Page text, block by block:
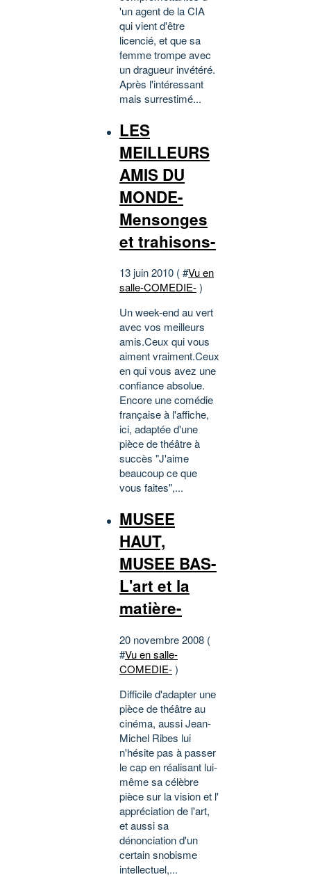
'un agent de la CIA
qui vient d'être
licencié, et que sa
femme trompe avec
un dragueur invétéré.
Après l'intéressant
mais surrestimé...
LES
MEILLEURS
AMIS DU
MONDE-
Mensonges
et trahisons-
13 juin 2010 ( #Vu en
salle-COMEDIE-)
Un week-end au vert
avec vos meilleurs
amis.Ceux qui vous
aiment vraiment.Ceux
en qui vous avez une
confiance absolue.
Encore une comédie
française à l'affiche,
ici, adaptée d'une
pièce de théâtre à
succès "J'aime
beaucoup ce que
vous faites",...
MUSEE
HAUT,
MUSEE BAS-
L'art et la
matière-
20 novembre 2008 (
#Vu en salle-
COMEDIE-)
Difficile d'adapter une
pièce de théâtre au
cinéma, aussi Jean-
Michel Ribes lui
n'hésite pas à passer
le cap en réalisant lui-
même sa célèbre
pièce sur la vision et l'
appréciation de l'art,
et aussi sa
dénonciation d'un
certain snobisme
intellectuel,...